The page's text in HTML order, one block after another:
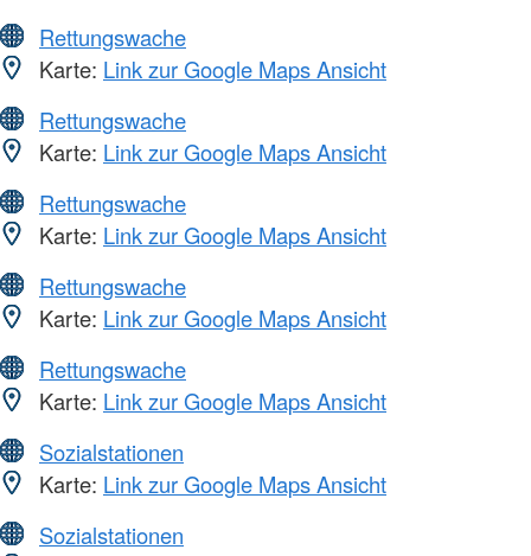
Rettungswache
Karte: Link zur Google Maps Ansicht
Rettungswache
Karte: Link zur Google Maps Ansicht
Rettungswache
Karte: Link zur Google Maps Ansicht
Rettungswache
Karte: Link zur Google Maps Ansicht
Rettungswache
Karte: Link zur Google Maps Ansicht
Sozialstationen
Karte: Link zur Google Maps Ansicht
Sozialstationen